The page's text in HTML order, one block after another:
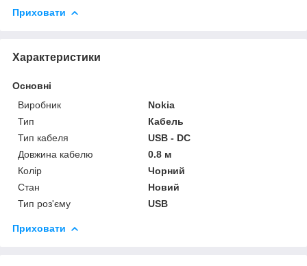
Приховати
Характеристики
Основні
Виробник
Nokia
Тип
Кабель
Тип кабеля
USB - DC
Довжина кабелю
0.8 м
Колір
Чорний
Стан
Новий
Тип роз'єму
USB
Приховати